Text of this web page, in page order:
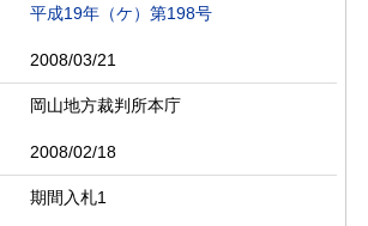
平成19年（ケ）第198号
2008/03/21
岡山地方裁判所本庁
2008/02/18
期間入札1